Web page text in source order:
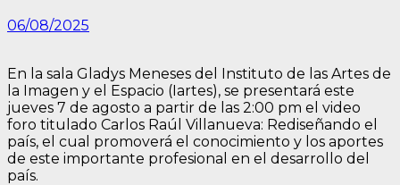
06/08/2025
En la sala Gladys Meneses del Instituto de las Artes de
la Imagen y el Espacio (Iartes), se presentará este
jueves 7 de agosto a partir de las 2:00 pm el video
foro titulado Carlos Raúl Villanueva: Rediseñando el
país, el cual promoverá el conocimiento y los aportes
de este importante profesional en el desarrollo del
país.